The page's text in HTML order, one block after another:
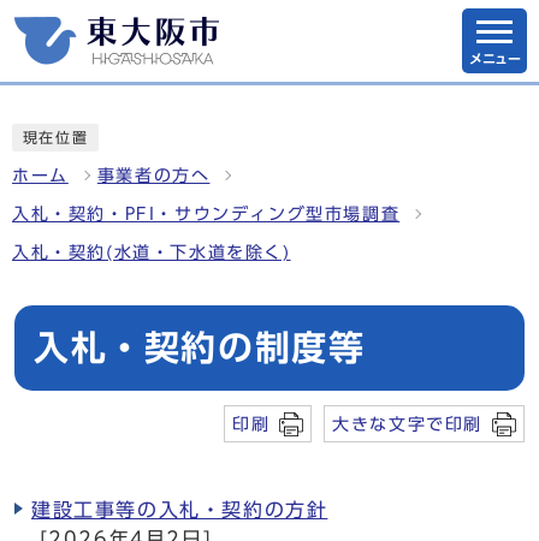
メニュー
現在位置
ホーム 事業者の方へ
入札・契約・PFI・サウンディング型市場調査
入札・契約(水道・下水道を除く)
入札・契約の制度等
印刷 大きな文字で印刷
建設工事等の入札・契約の方針